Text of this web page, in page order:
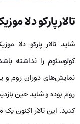
تالار پارکو دلا
کولوسئوم را نداشته
نمایش‌های دوران روم و
روم بوده و شاید حین
کنید. این تالار اکنون